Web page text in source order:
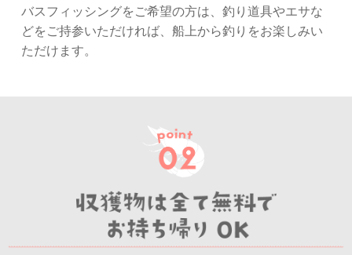
バスフィッシングをご希望の方は、釣り道具やエサな
どをご持参いただければ、船上から釣りをお楽しみい
ただけます。